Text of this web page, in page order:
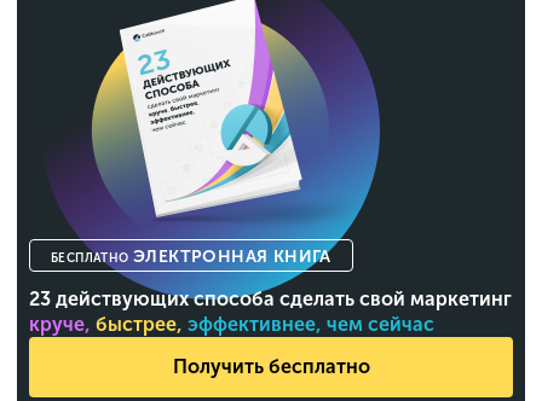
БЕСПЛАТНО ЭЛЕКТРОННАЯ КНИГА
23 действующих способа сделать свой маркетинг
круче, быстрее, эффективнее, чем сейчас
Получить бесплатно